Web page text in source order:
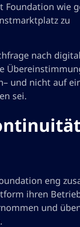
Foundation wie
zu
nach
und nicht auf
sei.
eng
ihren
und